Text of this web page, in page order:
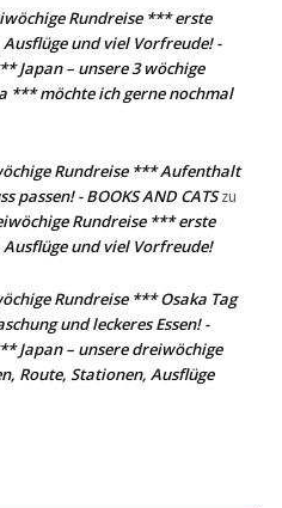
Rundreise *** erste
und viel Vorfreude! -
Japan – unsere 3 wöchige
*** möchte ich gerne nochmal
Rundreise *** Aufenthalt
- BOOKS AND CATSzu
Rundreise *** erste
und viel Vorfreude!
Rundreise *** Osaka Tag
und leckeres Essen! -
Japan – unsere dreiwöchige
Route, Stationen, Ausflüge